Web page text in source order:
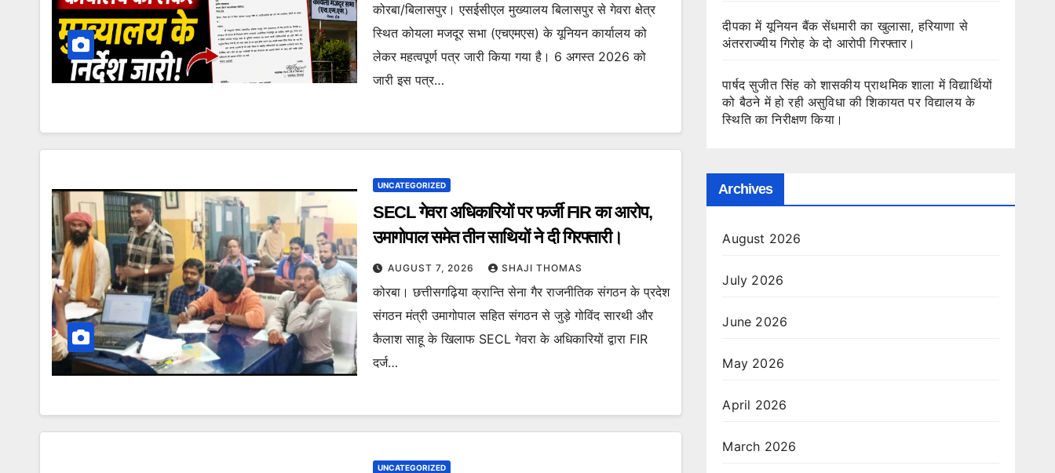
कोरबा/बिलासपुर। एसईसीएल मुख्यालय बिलासपुर से गेवरा क्षेत्र
स्थित कोयला मजदूर सभा (एचएमएस) के यूनियन कार्यालय को
लेकर महत्वपूर्ण पत्र जारी किया गया है। 6 अगस्त 2026 को
जारी इस पत्र…
UNCATEGORIZED
SECL गेवरा अधिकारियों पर फर्जी FIR का आरोप,
उमागोपाल समेत तीन साथियों ने दी गिरफ्तारी।
AUGUST 7, 2026 SHAJI THOMAS
कोरबा। छत्तीसगढ़िया क्रान्ति सेना गैर राजनीतिक संगठन के प्रदेश
संगठन मंत्री उमागोपाल सहित संगठन से जुड़े गोविंद सारथी और
कैलाश साहू के खिलाफ SECL गेवरा के अधिकारियों द्वारा FIR
दर्ज…
UNCATEGORIZED
दीपका में यूनियन बैंक सेंधमारी का खुलासा, हरियाणा से
अंतरराज्यीय गिरोह के दो आरोपी गिरफ्तार।
पार्षद सुजीत सिंह को शासकीय प्राथमिक शाला में विद्यार्थियों
को बैठने में हो रही असुविधा की शिकायत पर विद्यालय के
स्थिति का निरीक्षण किया।
Archives
August 2026
July 2026
June 2026
May 2026
April 2026
March 2026